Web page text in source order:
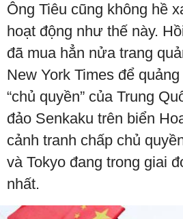
Ông Tiêu cũng không hề
hoạt động như thế này.
đã mua hẳn nửa trang
New York Times để
“chủ quyền” của Trung
đảo Senkaku trên biển
cảnh tranh chấp chủ
và Tokyo đang trong giai
nhất.